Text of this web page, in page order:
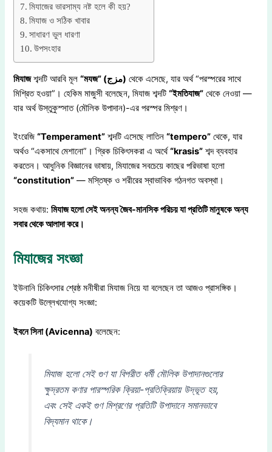
মিযাজের ভারসাম্য নষ্ট হলে কী হয়?
মিযাজ ও সঠিক খাবার
সাধারণ ভুল ধারণা
উপসংহার
মিযাজশব্দটি আরবি মূল “মযজ” (مزج) থেকে এসেছে, যার অর্থ “পরস্পরের সাথে
মিশ্রিত হওয়া”। হেকিম মাজুসী বলেছেন, মিযাজ শব্দটি“ইমতিযাজ” থেকে নেওয়া —
যার অর্থ উস্তুকুস্সাত (মৌলিক উপাদান)-এর পরস্পর মিশ্রণ।
ইংরেজি“Temperament” শব্দটি এসেছে লাতিন“tempero” থেকে, যার
অর্থও “একসাথে মেশানো”। গ্রিক চিকিৎসকরা এ অর্থে“krasis” শব্দ ব্যবহার
করতেন। আধুনিক বিজ্ঞানের ভাষায়, মিযাজের সবচেয়ে কাছের পরিভাষা হলো
“constitution” — মস্তিষ্ক ও শরীরের স্বাভাবিক গঠনগত অবস্থা।
সহজ কথায়:মিযাজ হলো সেই অনন্য জৈব-মানসিক পরিচয় যা প্রতিটি মানুষকে অন্য
সবার থেকে আলাদা করে।
মিযাজের সংজ্ঞা
ইউনানি চিকিৎসার শ্রেষ্ঠ মনীষীরা মিযাজ নিয়ে যা বলেছেন তা আজও প্রাসঙ্গিক।
কয়েকটি উল্লেখযোগ্য সংজ্ঞা:
ইবনে সিনা (Avicenna) বলেছেন:
মিযাজ হলো সেই গুণ যা বিপরীত ধর্মী মৌলিক উপাদানগুলোর
ক্ষুদ্রতম কণার পারস্পরিক ক্রিয়া-প্রতিক্রিয়ায় উদ্ভূত হয়,
এবং সেই একই গুণ মিশ্রণের প্রতিটি উপাদানে সমানভাবে
বিদ্যমান থাকে।